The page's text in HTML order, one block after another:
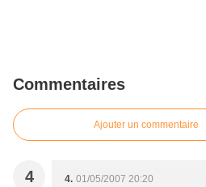
Commentaires
Ajouter un commentaire
4 4. 01/05/2007 20:20